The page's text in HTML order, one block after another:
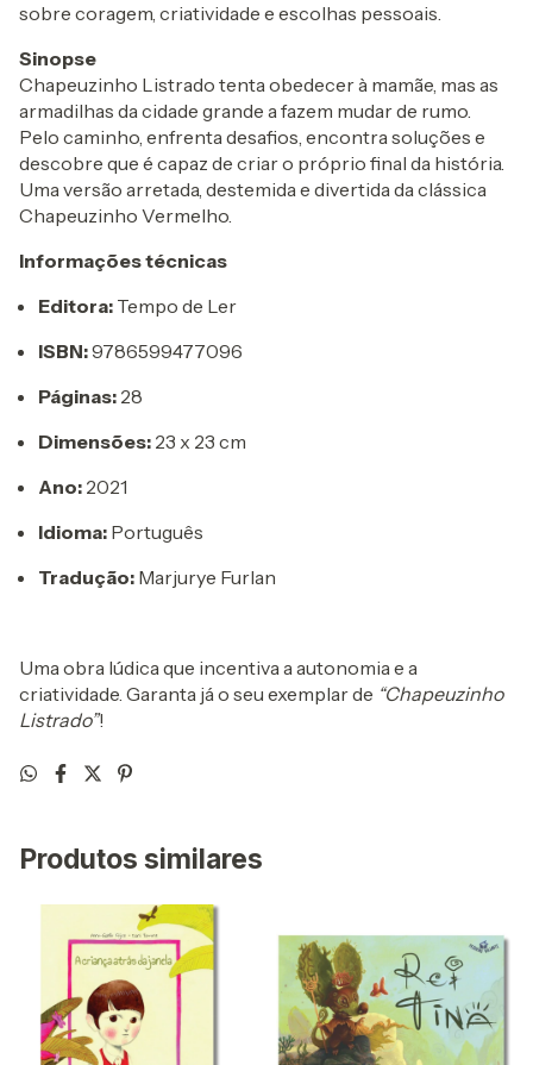
sobre coragem, criatividade e escolhas pessoais.
Sinopse
Chapeuzinho Listrado tenta obedecer à mamãe, mas as
armadilhas da cidade grande a fazem mudar de rumo.
Pelo caminho, enfrenta desafios, encontra soluções e
descobre que é capaz de criar o próprio final da história.
Uma versão arretada, destemida e divertida da clássica
Chapeuzinho Vermelho.
Informações técnicas
Editora: Tempo de Ler
ISBN:9786599477096
Páginas: 28
Dimensões: 23 x 23 cm
Ano: 2021
Idioma: Português
Tradução: Marjurye Furlan
Uma obra lúdica que incentiva a autonomia e a
criatividade. Garanta já o seu exemplar de “Chapeuzinho
Listrado”!
Produtos similares